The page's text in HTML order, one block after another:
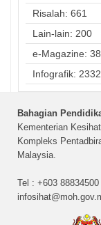
Risalah: 661
Lain-lain: 200
e-Magazine: 38
Infografik: 2332
Bahagian
Kementerian
Kompleks
Malaysia.
Tel : +603